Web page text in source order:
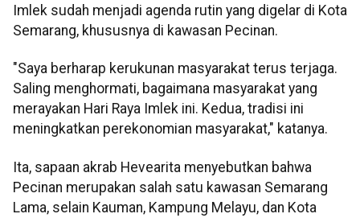
Imlek sudah menjadi agenda rutin yang digelar di Kota
Semarang, khususnya di kawasan Pecinan.
"Saya berharap kerukunan masyarakat terus terjaga.
Saling menghormati, bagaimana masyarakat yang
merayakan Hari Raya Imlek ini. Kedua, tradisi ini
meningkatkan perekonomian masyarakat," katanya.
Ita, sapaan akrab Hevearita menyebutkan bahwa
Pecinan merupakan salah satu kawasan Semarang
Lama, selain Kauman, Kampung Melayu, dan Kota